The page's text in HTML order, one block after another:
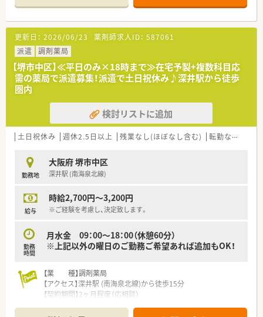
更新日： 2026/06/23 薬剤師求人ID： 587061
派遣
調剤薬局
【堺市中区】≪平日のみ×18時まで≫在宅予製+複数科目応
需の薬局で派遣募集！派遣で土日祝休み♪深井駅から徒歩
圏内
検討リストに追加
土日祝休み 週休2.5日以上 残業なし(ほぼなし含む) 転勤なし
勤務地
大阪府 堺市中区
深井駅 (南海泉北線)
給与
時給2,700円～3,200円
※ご経験を考慮し、決定致します。
勤務
時間
月水金 09：00～18：00（休憩60分）
※上記以外の曜日のご勤務ご希望あれば追加もOK！
【業 種】調剤薬局
【アクセス】深井駅 (南海泉北線)から徒歩15分
【契約期間】2ヶ月程度（応相談）